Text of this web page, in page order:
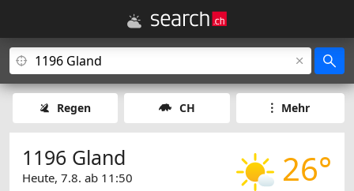
Regen CH Mehr
26°
1196 Gland
Heute, 7.8. ab 11:50